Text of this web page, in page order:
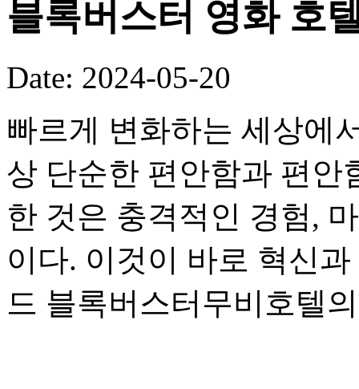
블록버스터 영화 호
Date: 2024-05-20
빠르게 변화하는 세상에
상 단순한 편안함과 편안
한 것은 충격적인 경험,
이다. 이것이 바로 혁신
드 블록버스터무비호텔